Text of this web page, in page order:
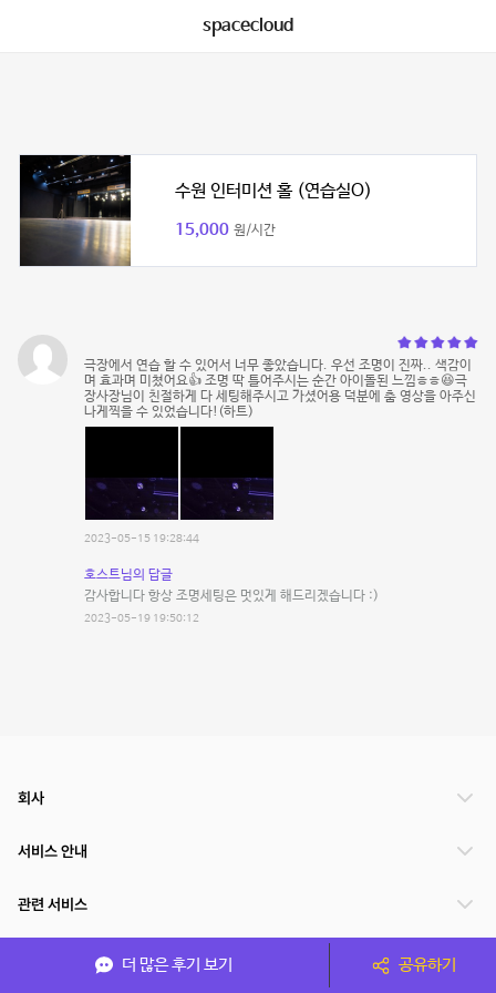
spacecloud
수원 인터미션 홀 (연습실O)
15,000 원/시간
극장에서 연습 할 수 있어서 너무 좋았습니다. 우선 조명이 진짜.. 색감이
며 효과며 미쳤어요👍 조명 딱 틀어주시는 순간 아이돌된 느낌ㅎㅎ😆극
장사장님이 친절하게 다 세팅해주시고 가셨어용 덕분에 춤 영상을 아주신
나게찍을 수 있었습니다!(하트)
2023-05-15 19:28:44
호스트님의 답글
감사합니다 항상 조명세팅은 멋있게 해드리겠습니다 :)
2023-05-19 19:50:12
더 많은 후기 보기 공유하기
회사
서비스 안내
관련 서비스